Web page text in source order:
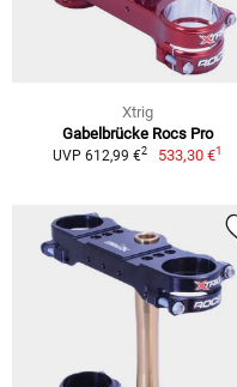
Xtrig
Gabelbrücke Rocs Pro
UVP 612,99 €2 533,30 €1